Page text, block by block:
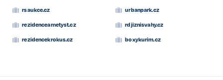
rsaukce.cz
urbanpark.cz
rezidenceametyst.cz
rdjiznisvahy.cz
rezidencekrokus.cz
boxykurim.cz